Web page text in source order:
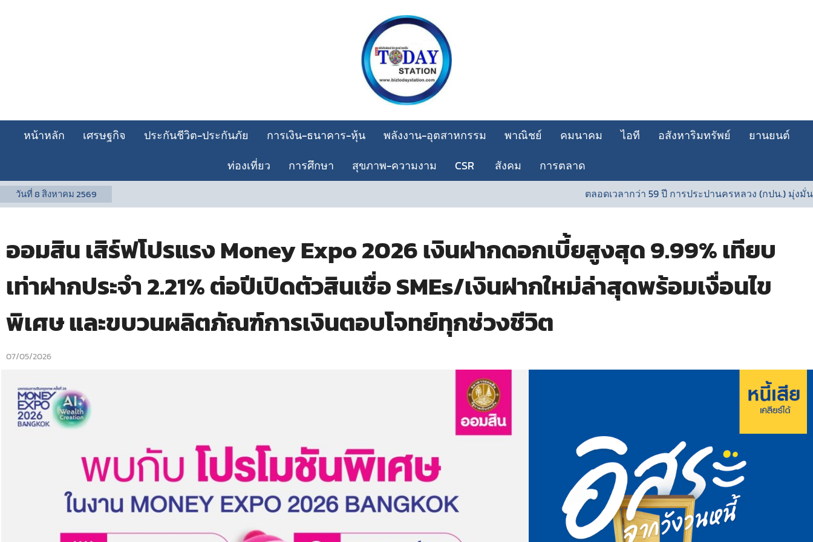
หน้าหลัก เศรษฐกิจ ประกันชีวิต-ประกันภัย การเงิน-ธนาคาร-หุ้น พลังงาน-อุตสาหกรรม พาณิชย์ คมนาคม ไอที อสังหาริมทรัพย์
ยานยนต์
ท่องเที่ยว
การศึกษา สุขภาพ-ความงาม CSR สังคม การตลาด
วันที่8 สิงหาคม 2569 ตลอดเวลากว่า 59 ปี การประปานครหลวง (กปน.) มุ่งมั่นพัฒนาระบบป
ออมสิน เสิร์ฟโปรแรง Money Expo 2026 เงินฝากดอกเบี้ยสูงสุด 9.99% เทียบ
เท่าฝากประจำ 2.21% ต่อปีเปิดตัวสินเชื่อ SMEs/เงินฝากใหม่ล่าสุดพร้อมเงื่อนไข
พิเศษ และขบวนผลิตภัณฑ์การเงินตอบโจทย์ทุกช่วงชีวิต
07/05/2026